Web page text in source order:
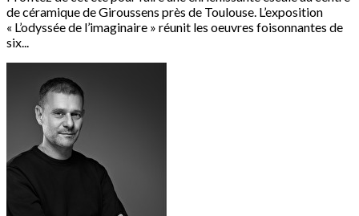
de céramique de Giroussens près de Toulouse. L’exposition
« L’odyssée de l’imaginaire » réunit les oeuvres foisonnantes de
six...